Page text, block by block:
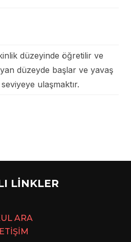
düzeyinde öğretilir ve
düzeyde başlar ve yavaş
ulaşmaktır.
LİNKLER
ARA